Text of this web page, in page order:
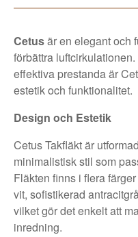
Cetusär en elegant och
förbättra
effektiva prestanda är
estetik och funktionalitet.
Design och Estetik
Cetus Takfläkt är
minimalistisk stil som
Fläkten finns i flera
vit, sofistikerad
vilket gör det enkelt att
inredning.